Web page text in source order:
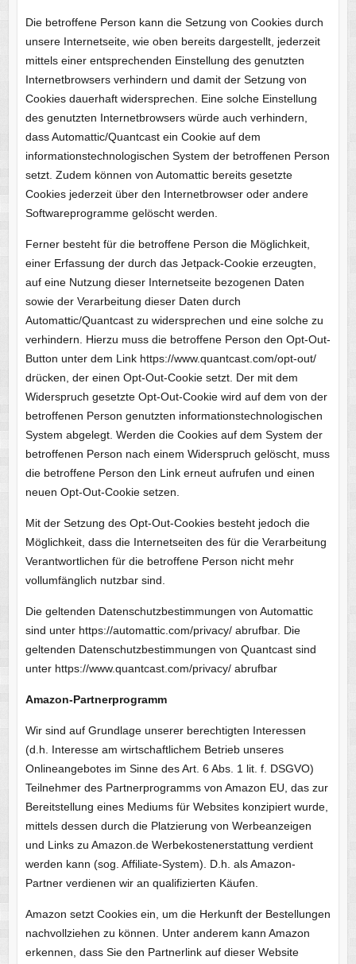
Die betroffene Person kann die Setzung von Cookies durch
unsere Internetseite, wie oben bereits dargestellt, jederzeit
mittels einer entsprechenden Einstellung des genutzten
Internetbrowsers verhindern und damit der Setzung von
Cookies dauerhaft widersprechen. Eine solche Einstellung
des genutzten Internetbrowsers würde auch verhindern,
dass Automattic/Quantcast ein Cookie auf dem
informationstechnologischen System der betroffenen Person
setzt. Zudem können von Automattic bereits gesetzte
Cookies jederzeit über den Internetbrowser oder andere
Softwareprogramme gelöscht werden.
Ferner besteht für die betroffene Person die Möglichkeit,
einer Erfassung der durch das Jetpack-Cookie erzeugten,
auf eine Nutzung dieser Internetseite bezogenen Daten
sowie der Verarbeitung dieser Daten durch
Automattic/Quantcast zu widersprechen und eine solche zu
verhindern. Hierzu muss die betroffene Person den Opt-Out-
Button unter dem Link https://www.quantcast.com/opt-out/
drücken, der einen Opt-Out-Cookie setzt. Der mit dem
Widerspruch gesetzte Opt-Out-Cookie wird auf dem von der
betroffenen Person genutzten informationstechnologischen
System abgelegt. Werden die Cookies auf dem System der
betroffenen Person nach einem Widerspruch gelöscht, muss
die betroffene Person den Link erneut aufrufen und einen
neuen Opt-Out-Cookie setzen.
Mit der Setzung des Opt-Out-Cookies besteht jedoch die
Möglichkeit, dass die Internetseiten des für die Verarbeitung
Verantwortlichen für die betroffene Person nicht mehr
vollumfänglich nutzbar sind.
Die geltenden Datenschutzbestimmungen von Automattic
sind unter https://automattic.com/privacy/ abrufbar. Die
geltenden Datenschutzbestimmungen von Quantcast sind
unter https://www.quantcast.com/privacy/ abrufbar
Amazon-Partnerprogramm
Wir sind auf Grundlage unserer berechtigten Interessen
(d.h. Interesse am wirtschaftlichem Betrieb unseres
Onlineangebotes im Sinne des Art. 6 Abs. 1 lit. f. DSGVO)
Teilnehmer des Partnerprogramms von Amazon EU, das zur
Bereitstellung eines Mediums für Websites konzipiert wurde,
mittels dessen durch die Platzierung von Werbeanzeigen
und Links zu Amazon.de Werbekostenerstattung verdient
werden kann (sog. Affiliate-System). D.h. als Amazon-
Partner verdienen wir an qualifizierten Käufen.
Amazon setzt Cookies ein, um die Herkunft der Bestellungen
nachvollziehen zu können. Unter anderem kann Amazon
erkennen, dass Sie den Partnerlink auf dieser Website